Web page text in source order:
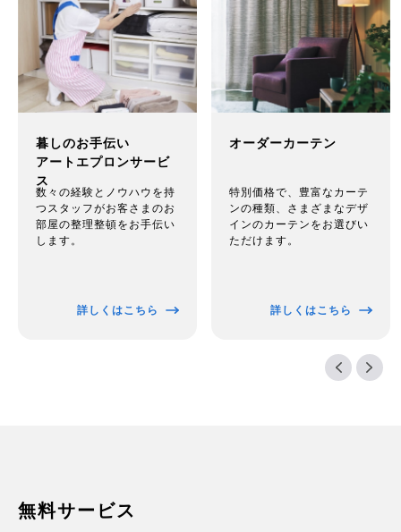
暮しのお手伝い
アートエプロンサービ
ス
数々の経験とノウハウを持
つスタッフがお客さまのお
部屋の整理整頓をお手伝い
します。
詳しくはこちら
オーダーカーテン
特別価格で、豊富なカーテ
ンの種類、さまざまなデザ
インのカーテンをお選びい
ただけます。
詳しくはこちら
無料サービス